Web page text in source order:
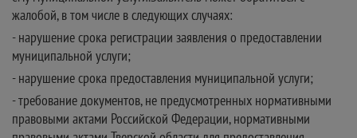
жалобой, в том числе в следующих случаях:
- нарушение срока регистрации заявления о предоставлении
муниципальной услуги;
- нарушение срока предоставления муниципальной услуги;
- требование документов, не предусмотренных нормативными
правовыми актами Российской Федерации, нормативными